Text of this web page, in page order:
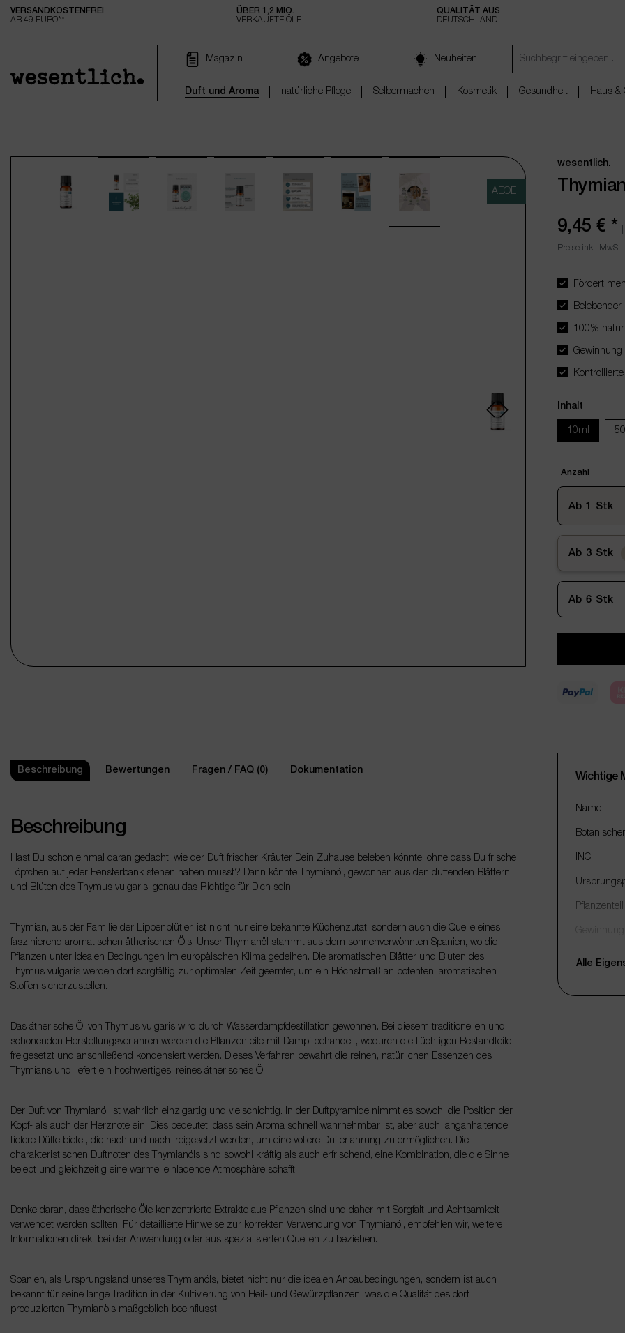
springen Zur Hauptnavigation springen
VERSANDKOSTENFREI
AB 49 EURO**
ÜBER 1,2 MIO.
VERKAUFTE ÖLE
QUALITÄT AUS
DEUTSCHLAND
Magazin Angebote Neuheiten
Duft und Aroma natürliche Pflege Selbermachen Kosmetik Gesundheit Haus &
AEOE
wesentlich.
9,45 € *
Preise inkl.
Fördert
100%
Gewinnung
Inhalt
10ml
Anzahl
Ab 1 Stk
Ab 3 Stk
Ab 6 Stk
Beschreibung Bewertungen Fragen / FAQ (0) Dokumentation
Beschreibung
Hast Du schon einmal daran gedacht, wie der Duft frischer Kräuter Dein Zuhause beleben könnte, ohne dass Du frische
Töpfchen auf jeder Fensterbank stehen haben musst? Dann könnte Thymianöl, gewonnen aus den duftenden Blättern
und Blüten des Thymus vulgaris, genau das Richtige für Dich sein.
Thymian, aus der Familie der Lippenblütler, ist nicht nur eine bekannte Küchenzutat, sondern auch die Quelle eines
faszinierend aromatischen ätherischen Öls. Unser Thymianöl stammt aus dem sonnenverwöhnten Spanien, wo die
Pflanzen unter idealen Bedingungen im europäischen Klima gedeihen. Die aromatischen Blätter und Blüten des
Thymus vulgaris werden dort sorgfältig zur optimalen Zeit geerntet, um ein Höchstmaß an potenten, aromatischen
Stoffen sicherzustellen.
Das ätherische Öl von Thymus vulgaris wird durch Wasserdampfdestillation gewonnen. Bei diesem traditionellen und
schonenden Herstellungsverfahren werden die Pflanzenteile mit Dampf behandelt, wodurch die flüchtigen Bestandteile
freigesetzt und anschließend kondensiert werden. Dieses Verfahren bewahrt die reinen, natürlichen Essenzen des
Thymians und liefert ein hochwertiges, reines ätherisches Öl.
Der Duft von Thymianöl ist wahrlich einzigartig und vielschichtig. In der Duftpyramide nimmt es sowohl die Position der
Kopf- als auch der Herznote ein. Dies bedeutet, dass sein Aroma schnell wahrnehmbar ist, aber auch langanhaltende,
tiefere Düfte bietet, die nach und nach freigesetzt werden, um eine vollere Dufterfahrung zu ermöglichen. Die
charakteristischen Duftnoten des Thymianöls sind sowohl kräftig als auch erfrischend, eine Kombination, die die Sinne
belebt und gleichzeitig eine warme, einladende Atmosphäre schafft.
Denke daran, dass ätherische Öle konzentrierte Extrakte aus Pflanzen sind und daher mit Sorgfalt und Achtsamkeit
verwendet werden sollten. Für detaillierte Hinweise zur korrekten Verwendung von Thymianöl, empfehlen wir, weitere
Informationen direkt bei der Anwendung oder aus spezialisierten Quellen zu beziehen.
Spanien, als Ursprungsland unseres Thymianöls, bietet nicht nur die idealen Anbaubedingungen, sondern ist auch
bekannt für seine lange Tradition in der Kultivierung von Heil- und Gewürzpflanzen, was die Qualität des dort
produzierten Thymianöls maßgeblich beeinflusst.
Wichtige
Name
INCI
Pflanzenteil
Alle